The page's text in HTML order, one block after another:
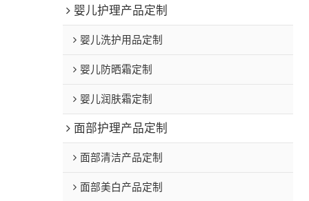
婴儿护理产品定制
婴儿洗护用品定制
婴儿防晒霜定制
婴儿润肤霜定制
面部护理产品定制
面部清洁产品定制
面部美白产品定制